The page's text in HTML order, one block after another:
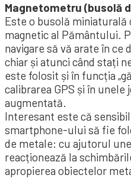
Magnetometru (busolă
Este o busolă
magnetic al Pământului.
navigare să vă arate în
chiar și atunci când stați
este folosit și în funcția
calibrarea GPS și în
augmentată.
Interesant este că
smartphone-ului să fie
de metale: cu ajutorul
reacționează la
apropierea obiectelor